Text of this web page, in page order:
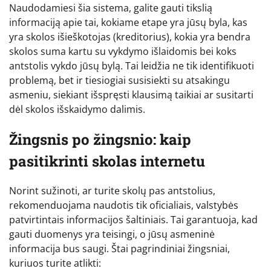
Naudodamiesi šia sistema, galite gauti tikslią
informaciją apie tai, kokiame etape yra jūsų byla, kas
yra skolos išieškotojas (kreditorius), kokia yra bendra
skolos suma kartu su vykdymo išlaidomis bei koks
antstolis vykdo jūsų bylą. Tai leidžia ne tik identifikuoti
problemą, bet ir tiesiogiai susisiekti su atsakingu
asmeniu, siekiant išspręsti klausimą taikiai ar susitarti
dėl skolos išskaidymo dalimis.
Žingsnis po žingsnio: kaip
pasitikrinti skolas internetu
Norint sužinoti, ar turite skolų pas antstolius,
rekomenduojama naudotis tik oficialiais, valstybės
patvirtintais informacijos šaltiniais. Tai garantuoja, kad
gauti duomenys yra teisingi, o jūsų asmeninė
informacija bus saugi. Štai pagrindiniai žingsniai,
kuriuos turite atlikti: